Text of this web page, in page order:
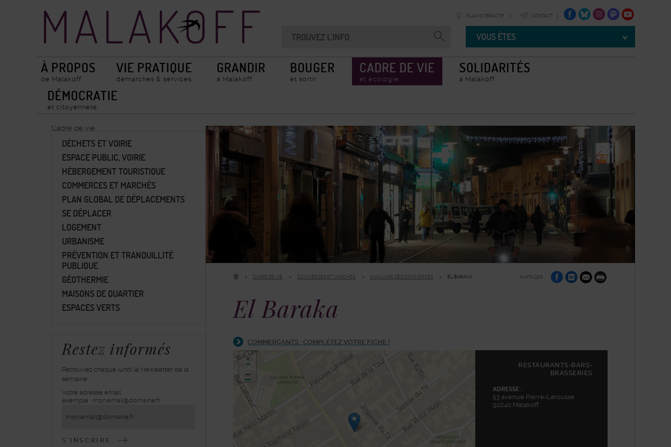
Malakoff
PLAN INTÉRACTIF CONTACT
FACEBOOKTWITTERINSTAGRAMTWITTERYOUTUBE
Vous
VOUS ÊTES
À PROPOS
de Malakoff
VIE PRATIQUE
démarches & services
GRANDIR
à Malakoff
BOUGER
et sortir
CADRE DE VIE
et écologie
SOLIDARITÉS
à Malakoff
DÉMOCRATIE
et citoyenneté
CADRE DE VIE COMMERCES ET MARCHÉS ANNUAIRE DES COMMERCES EL BARAKA PARTAGER :
sur
Facebook
sur
Linkedin
par
e-
mail
Imprimer
El Baraka
COMMERÇANTS : COMPLÉTEZ VOTRE FICHE !
48.82196,2.304318
+
−
RESTAURANTS-BARS-
BRASSERIES
ADRESSE :
53 avenue Pierre-Larousse
92240 Malakoff
Cadre de vie
DÉCHETS ET VOIRIE
ESPACE PUBLIC, VOIRIE
HÉBERGEMENT TOURISTIQUE
COMMERCES ET MARCHÉS
PLAN GLOBAL DE DÉPLACEMENTS
SE DÉPLACER
LOGEMENT
URBANISME
PRÉVENTION ET TRANQUILLITÉ
PUBLIQUE
GÉOTHERMIE
MAISONS DE QUARTIER
ESPACES VERTS
Restez informés
Retrouvez chaque lundi la Newsletter de la
semaine.
inscrivez-
vous
lettre
Votre adresse email
exemple : mon.email@domaine.fr